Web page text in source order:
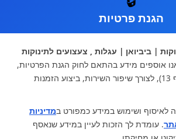
הרשמה
ימי עסקים.
כיסא בטיחות ואביזרים
מצעים למיטת תינוק וטקסטיל
על גלגלים
הגנת פרטיות
| ביביואן | עגלות , צעצועים לתינוקות
אוספים מידע בהתאם לחוק הגנת הפרטיות,
התשמ"א-1981 (סעיף 13), לצורך שיפור השירות, ביצוע הזמנות
לאיסוף ושימוש במידע כמפורט במדיניות
. עומדת לך הזכות לעיין במידע שנאסף